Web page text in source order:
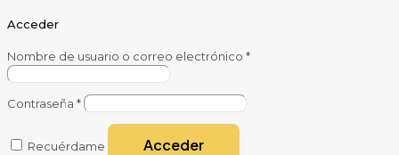
Acceder
Nombre de usuario o correo electrónico *
Contraseña *
Recuérdame Acceder